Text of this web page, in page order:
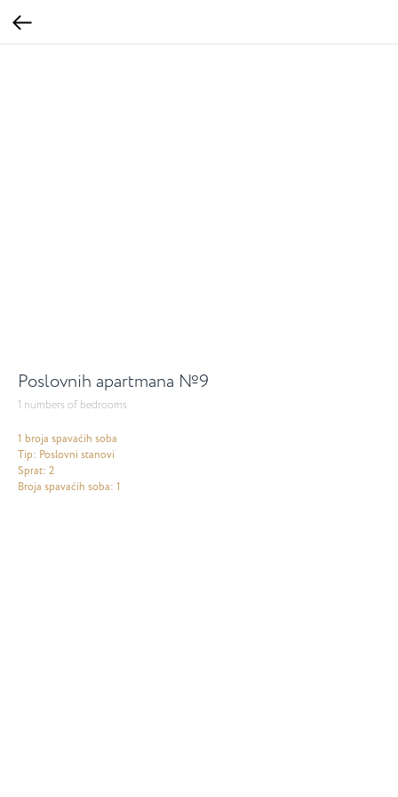
Poslovnih apartmana №9
1 numbers of bedrooms
1 broja spavaćih soba
Tip: Poslovni stanovi
Sprat: 2
Broja spavaćih soba: 1